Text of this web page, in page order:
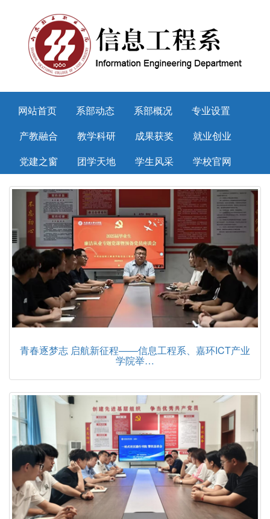
网站首页 系部动态 系部概况
专业设置
产教融合
教学科研 成果获奖
就业创业
党建之窗
团学天地 学生风采 学校官网
青春逐梦志 启航新征程——信息工程系、嘉环ICT产业
学院举…